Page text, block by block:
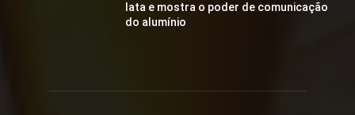
lata e mostra o poder de comunicação
do alumínio